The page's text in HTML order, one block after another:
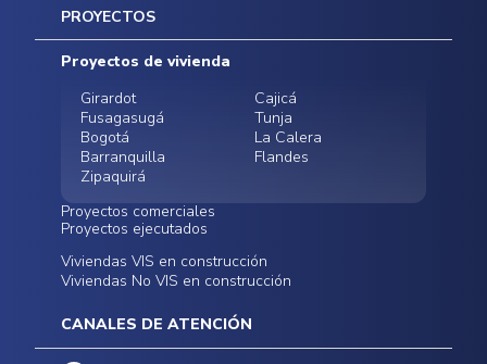
Inicio
Postventas
Contratación Directa
Noticias
PROYECTOS
Proyectos de vivienda
Girardot
Cajicá
Fusagasugá
Tunja
Bogotá
La Calera
Barranquilla
Flandes
Zipaquirá
Proyectos comerciales
Funza
Infinitum Zentral
Bodegas - ALMAX
Centro Comercial
Proyectos ejecutados
Conoce nuestros
proyectos ejecutados
Viviendas VIS en construcción
Viviendas No VIS en construcción
CANALES DE ATENCIÓN